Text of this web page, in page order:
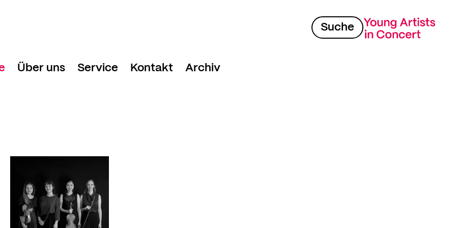
Suche
und Tickets
Über uns
Service
Kontakt
Archiv